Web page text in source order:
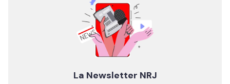
La Newsletter NRJ